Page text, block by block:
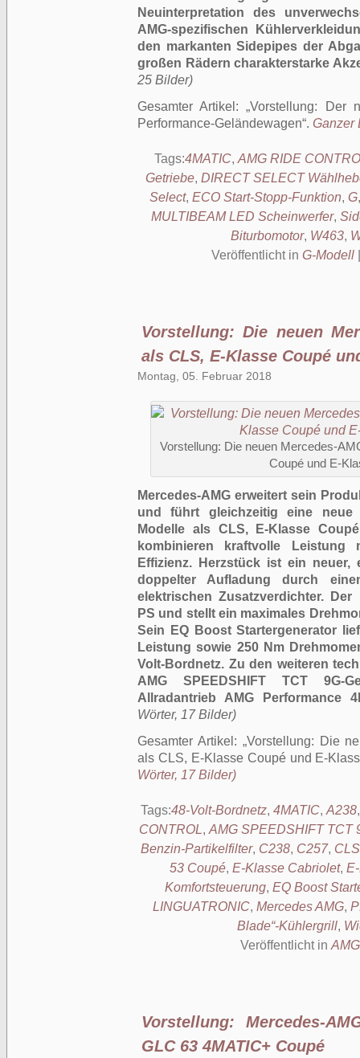
Neuinterpretation des
AMG-spezifischen
den markanten Sidepipes der
großen Rädern charakterstarke
25 Bilder)
Gesamter Artikel: Vorstellung: Der
Performance-Geländewagen . Ganzer
Tags:4MATIC, AMG RIDE
Getriebe, DIRECT SELECT
Select, ECO Start-Stopp-Funktion, G
MULTIBEAM LED Scheinwerfer,
Biturbomotor, W463,
Veröffentlicht in G-Modell
Vorstellung: Die neuen
als CLS, E-Klasse Coupé
Montag, 05. Februar 2018
Vorstellung: Die neuen Mercedes-
Coupé und E-
Mercedes-AMG erweitert sein
und führt gleichzeitig eine neue
Modelle als CLS, E-Klasse
kombinieren kraftvolle
Effizienz. Herzstück ist ein neuer,
doppelter Aufladung durch
elektrischen Zusatzverdichter.
PS und stellt ein maximales
Sein EQ Boost Startergenerator
Leistung sowie 250 Nm
Volt-Bordnetz. Zu den weiteren
AMG SPEEDSHIFT TCT 9G-
Allradantrieb AMG Performance
Wörter, 17 Bilder)
Gesamter Artikel:
Vorstellung: Die
als CLS, E-Klasse Coupé und E-
Wörter, 17 Bilder)
Tags:48-Volt-Bordnetz, 4MATIC, A238
CONTROL, AMG SPEEDSHIFT TCT
Benzin-Partikelfilter, C238, C257,
53 Coupé, E-Klasse Cabriolet,
Komfortsteuerung, EQ Boost
LINGUATRONIC, Mercedes AMG,
Blade“-Kühlergrill,
Veröffentlicht in AMG
Vorstellung: Mercedes-
GLC 63 4MATIC+ Coupé